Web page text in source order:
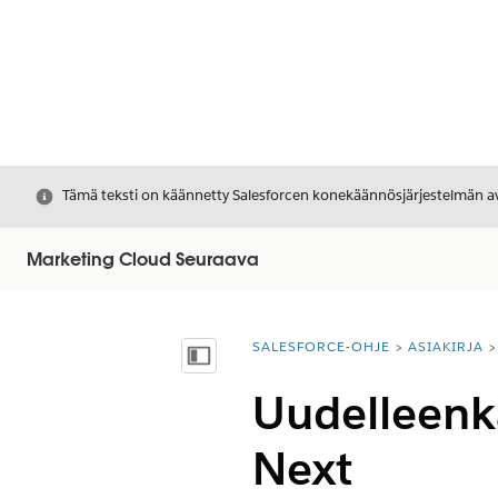
Sulje
Tämä teksti on käännetty Salesforcen konekäännösjärjestelmän
Marketing Cloud Seuraava
Näytä sisällysluettelo
Olet tässä:
SALESFORCE-OHJE ASIAKIRJA
Next